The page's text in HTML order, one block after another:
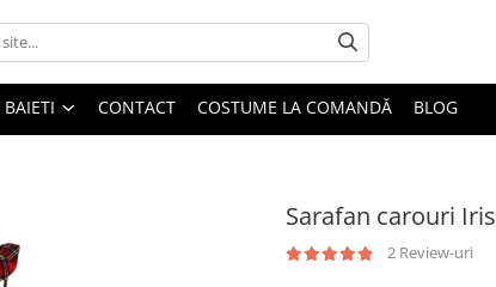
BAIETI CONTACT COSTUME LA COMANDĂ BLOG
Sarafan carouri Iris
2 Review-uri